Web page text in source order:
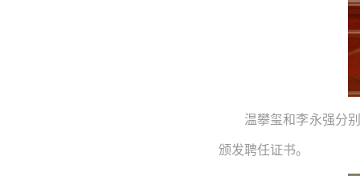
温攀玺和李永强分
颁发聘任证书。